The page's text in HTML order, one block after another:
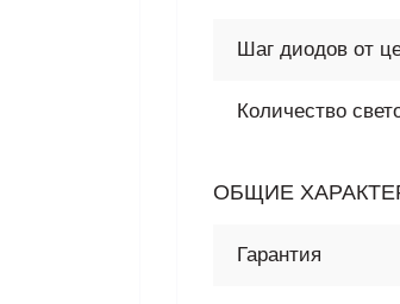
Шаг диодов от
Количество
ОБЩИЕ
Гарантия